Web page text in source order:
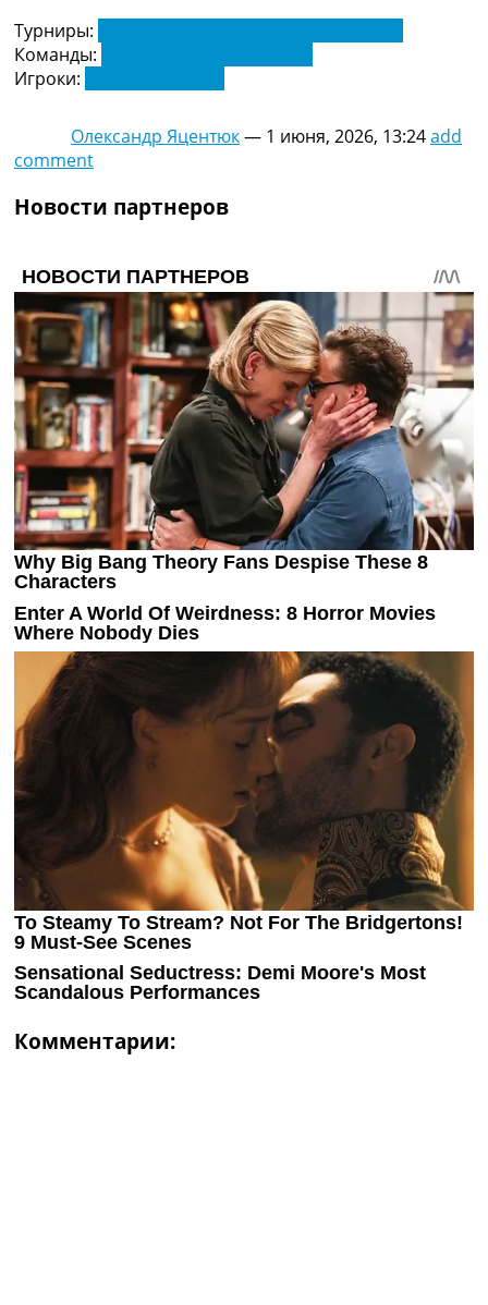
Таблицы групп Чемпионата Мира
Украина. Премьер-Лига
Украина. Первая Лига
Лига Чемпионов. Таблицы групп
Испания. Ла Лига
Рейтинг стран УЕФА
Рейтинг ФИФА
ТВ программа
Турниры:
Команды:
Игроки:
Олександр Яцентюк— 1 июня, 2026, 13:24add
comment
Новости партнеров
Комментарии: